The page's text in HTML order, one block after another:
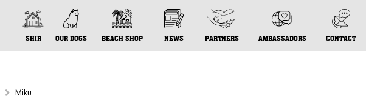
SHIR OUR DOGS BEACH SHOP NEWS PARTNERS AMBASSADORS CONTACT
Miku